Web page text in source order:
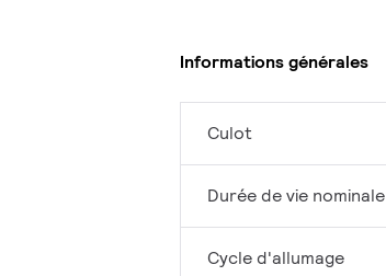
Informations générales
Culot
Durée de vie nominale
Cycle d'allumage